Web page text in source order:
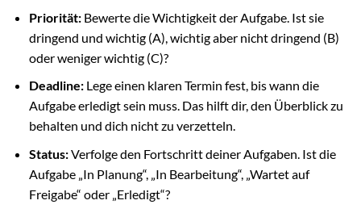
Priorität:Bewerte die Wichtigkeit der Aufgabe. Ist sie
dringend und wichtig (A), wichtig aber nicht dringend (B)
oder weniger wichtig (C)?
Deadline:Lege einen klaren Termin fest, bis wann die
Aufgabe erledigt sein muss. Das hilft dir, den Überblick zu
behalten und dich nicht zu verzetteln.
Status:Verfolge den Fortschritt deiner Aufgaben. Ist die
Aufgabe „In Planung“, „In Bearbeitung“, „Wartet auf
Freigabe“ oder „Erledigt“?